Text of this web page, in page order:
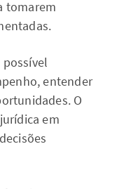
tomarem
entender
O
em